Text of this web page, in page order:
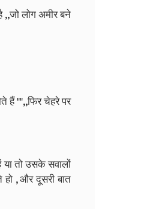
लोग अमीर बने
हैं "",,फिर चेहरे पर
तो उसके सवालों
, और दूसरी बात